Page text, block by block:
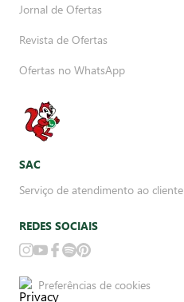
Jornal de Ofertas
Revista de Ofertas
Ofertas no WhatsApp
SAC
Serviço de atendimento ao cliente
REDES SOCIAIS
Preferências de cookies